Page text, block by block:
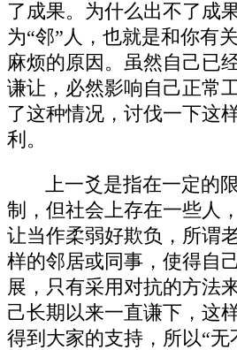
了成果。为什么出不了成
为“邻”人，也就是和你有
麻烦的原因。虽然自己已
谦让，必然影响自己正常
了这种情况，讨伐一下这
利。
上一爻是指在一定的
制，但社会上存在一些人
让当作柔弱好欺负，所谓
样的邻居或同事，使得自
展，只有采用对抗的方法
己长期以来一直谦下，这
得到大家的支持，所以“无